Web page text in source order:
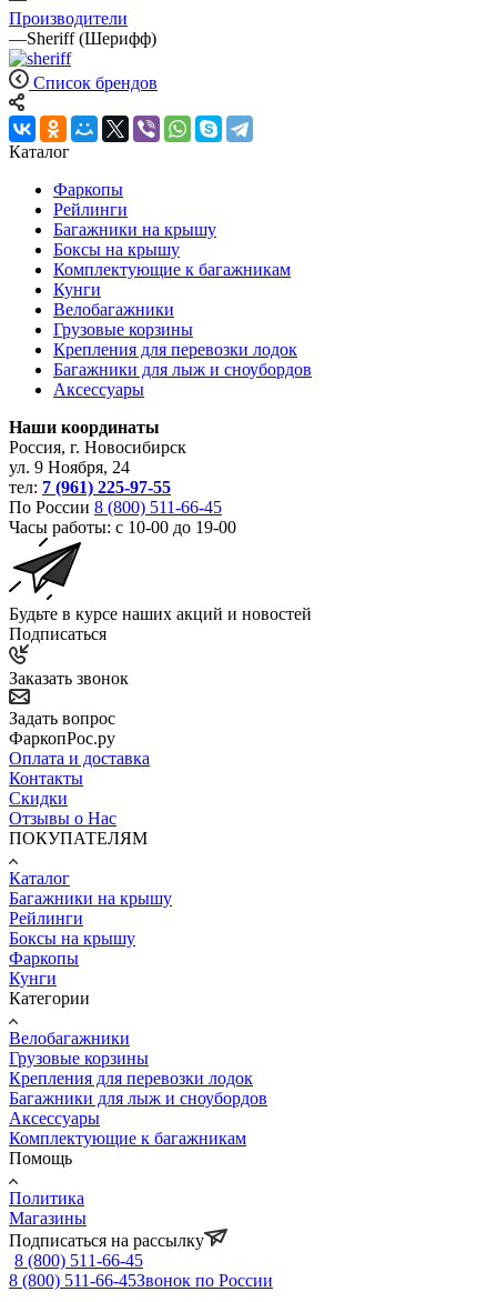
Производители
—Sheriff (Шерифф)
Список брендов
Каталог
Фаркопы
Рейлинги
Багажники на крышу
Боксы на крышу
Комплектующие к багажникам
Кунги
Велобагажники
Грузовые корзины
Крепления для перевозки лодок
Багажники для лыж и сноубордов
Аксессуары
Наши координаты
Россия, г. Новосибирск
ул. 9 Ноября, 24
тел: 7 (961) 225-97-55
По России 8 (800) 511-66-45
Часы работы: с 10-00 до 19-00
Будьте в курсе наших акций и новостей
Подписаться
Заказать звонок
Задать вопрос
ФаркопРос.ру
Оплата и доставка
Контакты
Скидки
Отзывы о Нас
ПОКУПАТЕЛЯМ
Каталог
Багажники на крышу
Рейлинги
Боксы на крышу
Фаркопы
Кунги
Категории
Велобагажники
Грузовые корзины
Крепления для перевозки лодок
Багажники для лыж и сноубордов
Аксессуары
Комплектующие к багажникам
Помощь
Политика
Магазины
Подписаться на рассылку
8 (800) 511-66-45
8 (800) 511-66-45Звонок по России